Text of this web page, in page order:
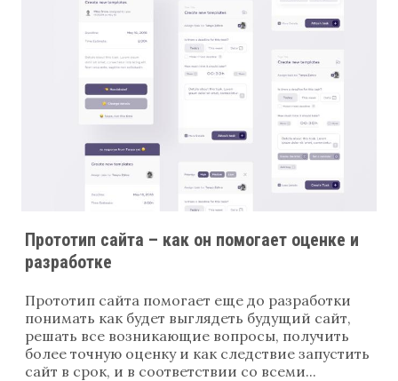
Прототип сайта – как он помогает оценке и
разработке
Прототип сайта помогает еще до разработки
понимать как будет выглядеть будущий сайт,
решать все возникающие вопросы, получить
более точную оценку и как следствие запустить
сайт в срок, и в соответствии со всеми...